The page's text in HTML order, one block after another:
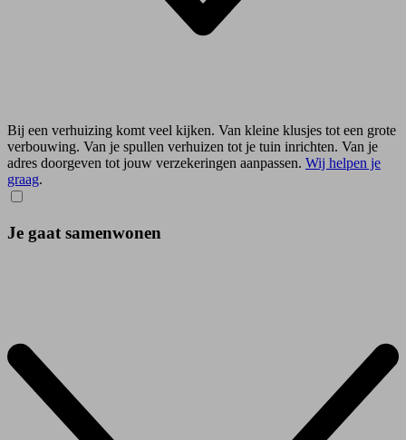
Bij een verhuizing komt veel kijken. Van kleine klusjes tot een grote
verbouwing. Van je spullen verhuizen tot je tuin inrichten. Van je
adres doorgeven tot jouw verzekeringen aanpassen. Wij helpen je
graag.
Je gaat samenwonen